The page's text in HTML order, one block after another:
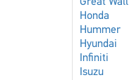
Honda
Hummer
Hyundai
Infiniti
Isuzu